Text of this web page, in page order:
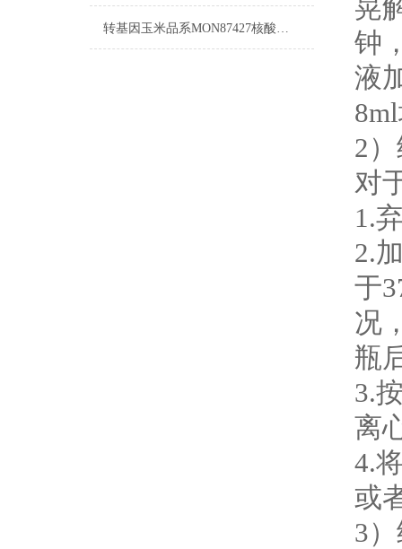
转基因玉米品系MON87427核酸检测试剂盒​流程
晃
钟
液
2
对
1.
2.
于
况
瓶
3.
离
4.
或
3